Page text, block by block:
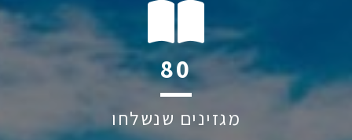
123
מגזינים שנשלחו